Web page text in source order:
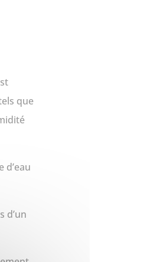
que
d’un